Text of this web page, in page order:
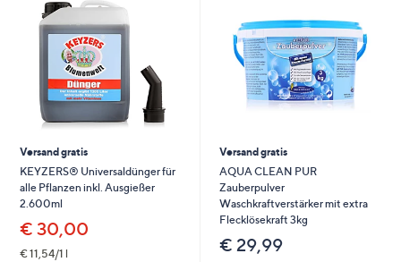
Versand gratis
KEYZERS® Universaldünger für
alle Pflanzen inkl. Ausgießer
2.600ml
€ 30,00
€ 11,54/1 l
Versand gratis
AQUA CLEAN PUR
Zauberpulver
Waschkraftverstärker mit extra
Flecklösekraft 3kg
€ 29,99